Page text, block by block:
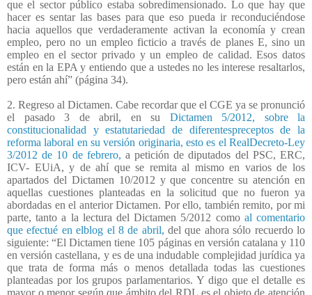
que el sector público estaba sobredimensionado. Lo que hay que
hacer es sentar las bases para que eso pueda ir reconduciéndose
hacia aquellos que verdaderamente activan la economía y crean
empleo, pero no un empleo ficticio a través de planes E, sino un
empleo en el sector privado y un empleo de calidad. Esos datos
están en la EPA y entiendo que a ustedes no les interese resaltarlos,
pero están ahí” (página 34).
2. Regreso al Dictamen. Cabe recordar que el CGE ya se pronunció
el pasado 3 de abril, en su Dictamen 5/2012, sobre la
constitucionalidad y estatutariedad de diferentespreceptos de la
reforma laboral en su versión originaria, esto es el RealDecreto-Ley
3/2012 de 10 de febrero, a petición de diputados del PSC, ERC,
ICV- EUiA, y de ahí que se remita al mismo en varios de los
apartados del Dictamen 10/2012 y que concentre su atención en
aquellas cuestiones planteadas en la solicitud que no fueron ya
abordadas en el anterior Dictamen. Por ello, también remito, por mi
parte, tanto a la lectura del Dictamen 5/2012 como al comentario
que efectué en elblog el 8 de abril, del que ahora sólo recuerdo lo
siguiente: “El Dictamen tiene 105 páginas en versión catalana y 110
en versión castellana, y es de una indudable complejidad jurídica ya
que trata de forma más o menos detallada todas las cuestiones
planteadas por los grupos parlamentarios. Y digo que el detalle es
mayor o menor según que ámbito del RDL es el objeto de atención